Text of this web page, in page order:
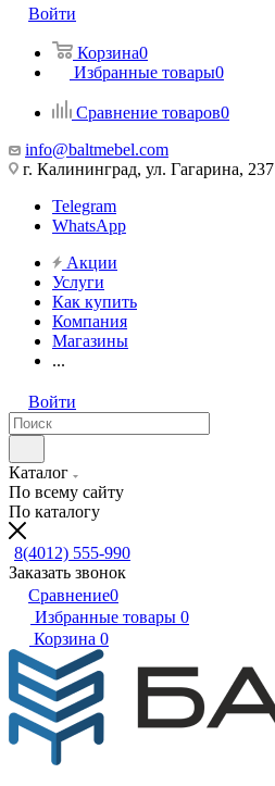
Войти
Корзина0
Избранные товары0
Сравнение товаров0
info@baltmebel.com
г. Калининград, ул. Гагарина, 237
Telegram
WhatsApp
Акции
Услуги
Как купить
Компания
Магазины
...
Войти
Каталог
По всему сайту
По каталогу
8(4012) 555-990
Заказать звонок
Сравнение0
Избранные товары 0
Корзина 0